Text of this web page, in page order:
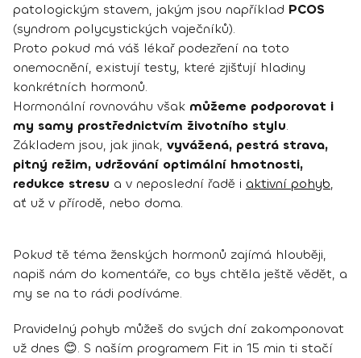
patologickým stavem, jakým jsou například PCOS
(syndrom polycystických vaječníků).
Proto pokud má váš lékař podezření na toto
onemocnění, existují testy, které zjišťují hladiny
konkrétních hormonů.
Hormonální rovnováhu však můžeme podporovat i
my samy prostřednictvím životního stylu.
Základem jsou, jak jinak, vyvážená, pestrá strava,
pitný režim, udržování optimální hmotnosti,
redukce stresu a v neposlední řadě i aktivní pohyb,
ať už v přírodě, nebo doma.
Pokud tě téma ženských hormonů zajímá hlouběji,
napiš nám do komentáře, co bys chtěla ještě vědět, a
my se na to rádi podíváme.
Pravidelný pohyb můžeš do svých dní zakomponovat
už dnes 😊. S naším programem Fit in 15 min ti stačí